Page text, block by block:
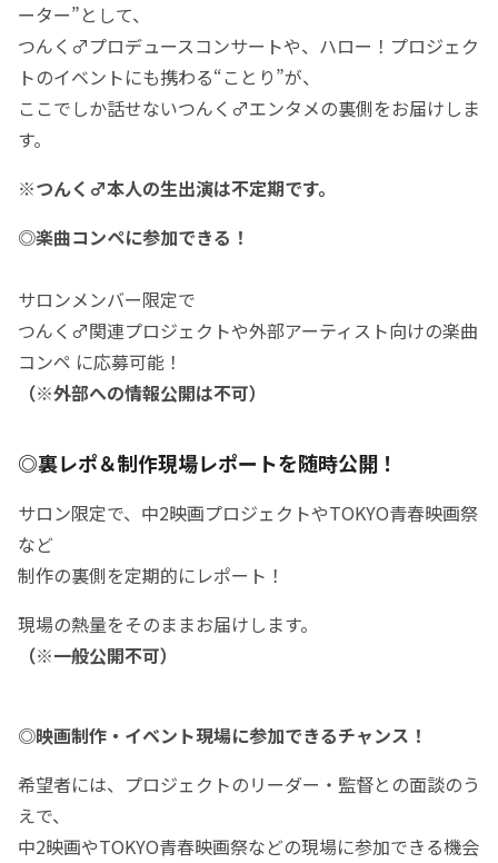
ーター”として、
つんく♂プロデュースコンサートや、ハロー！プロジェク
トのイベントにも携わる“ことり”が、
ここでしか話せないつんく♂エンタメの裏側をお届けしま
す。
※つんく♂本人の生出演は不定期です。
◎楽曲コンペに参加できる！
サロンメンバー限定で
つんく♂関連プロジェクトや外部アーティスト向けの楽曲
コンペ に応募可能！
（※外部への情報公開は不可）
◎裏レポ＆制作現場レポートを随時公開！
サロン限定で、中2映画プロジェクトやTOKYO青春映画祭
など
制作の裏側を定期的にレポート！
現場の熱量をそのままお届けします。
（※一般公開不可）
◎映画制作・イベント現場に参加できるチャンス！
希望者には、プロジェクトのリーダー・監督との面談のう
えで、
中2映画やTOKYO青春映画祭などの現場に参加できる機会